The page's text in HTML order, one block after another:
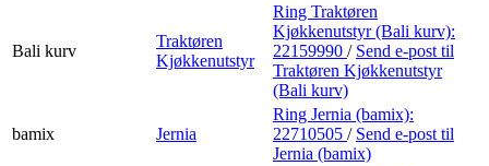
Bali kurv
Traktøren
Kjøkkenutstyr
Ring Traktøren
Kjøkkenutstyr (Bali kurv):
22159990 / Send e-post til
Traktøren Kjøkkenutstyr
(Bali kurv)
bamix Jernia
Ring Jernia (bamix):
22710505 / Send e-post til
Jernia (bamix)